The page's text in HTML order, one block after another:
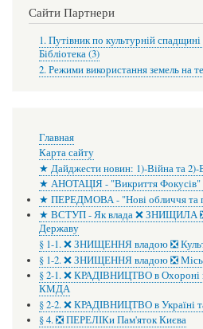
Сайти Партнери
1. Путівник по культурній
Бібліотека (3)
2. Режими використання земель на
навигация
Главная
Карта сайту
★ Дайджести новин: 1)-Війна та 2)-
★ АНОТАЦІЯ - "Викриття Фокусів"
★ ПЕРЕДМОВА - "Нові обличчя та
★ ВСТУП - Як влада ❌ ЗНИЩИЛА ❎
Державу
§ 1-1. ❌ ЗНИЩЕННЯ владою ❎
§ 1-2. ❌ ЗНИЩЕННЯ владою ❎
§ 2-1. ❌ КРАДІВНИЦТВО в Охороні
КМДА
§ 2-2. ❌ КРАДІВНИЦТВО в Україні
§ 4. ❎ ПЕРЕЛІКи Пам'яток Києва